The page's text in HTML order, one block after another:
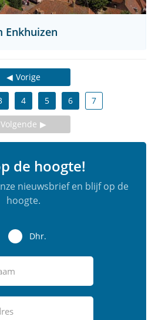
Enkhuizen
Vorige
4 5 6 7
Volgende
de hoogte!
nieuwsbrief en blijf op de
hoogte.
Dhr.